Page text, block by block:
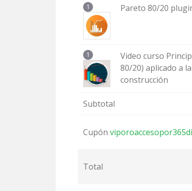
1
Pareto 80/20
1
Video curso
80/20) aplicado a
construcción
Subtotal
Cupón
Total